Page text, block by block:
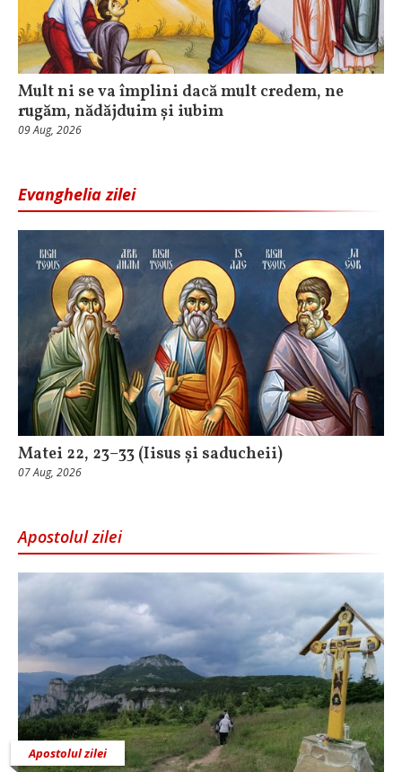
Mult ni se va împlini dacă mult credem, ne
rugăm, nădăjduim și iubim
09 Aug, 2026
Evanghelia zilei
Matei 22, 23–33 (Iisus și saducheii)
07 Aug, 2026
Apostolul zilei
Apostolul zilei